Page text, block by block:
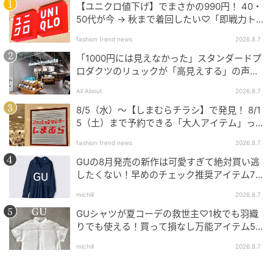
出典：ハニーズ
【GLACIER lusso】「アシメフリルブラウス」
¥3,980（税込）
こちらは、ハニーズの一部店舗でも買える大人向けブ
ランド【GLACIER lusso（グラシアルッソ）】の新作
ブラウス。片側に寄せたアシンメトリーなフリルが、
モードなシャレ感を漂わせる一着です。シンプルなが
【ユニクロ値下げ】でまさかの990円！ 40・
50代が今 → 秋まで着回したい♡「即戦力ト
fashion trend news 2026.8.7
「1000円には見えなかった」スタンダードプ
ロダクツのリュックが「高見えする」の声。
All About 2026.8.7
8/5（水）〜【しまむらチラシ】で発見！ 8/1
5（土）まで予約できる「大人アイテム」っ
fashion trend news 2026.8.7
GUの8月発売の新作は可愛すぎて絶対買い逃
したくない！早めのチェック推奨アイテム7
michill 2026.8.7
GUシャツが夏コーデの救世主♡1枚でも羽織
りでも使える！買って損なし万能アイテム5
michill 2026.8.7